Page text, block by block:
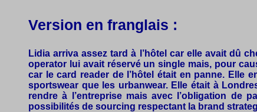
Version en franglais :
Lidia arriva assez tard à l’hôtel car elle avait dû
operator lui avait réservé un single mais, pour
car le card reader de l’hôtel était en panne. Elle
sportswear que les urbanwear. Elle était à
rendre à l’entreprise mais avec l’obligation de
possibilités de sourcing respectant la brand